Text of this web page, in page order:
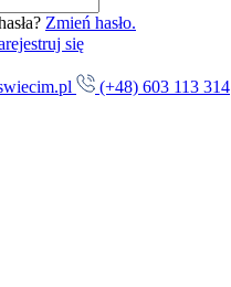
Zmień hasło.
się
(+48) 603 113 314